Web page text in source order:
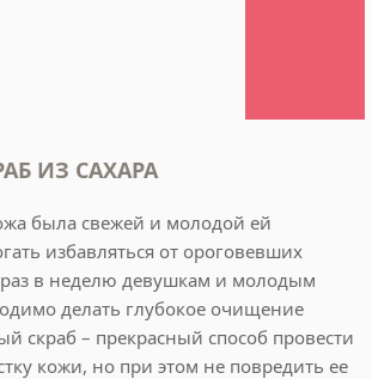
ИЗ САХАРА
была свежей и молодой ей
избавляться от ороговевших
раз в неделю девушкам и молодым
делать глубокое очищение
скраб – прекрасный способ провести
кожи, но при этом не повредить ее